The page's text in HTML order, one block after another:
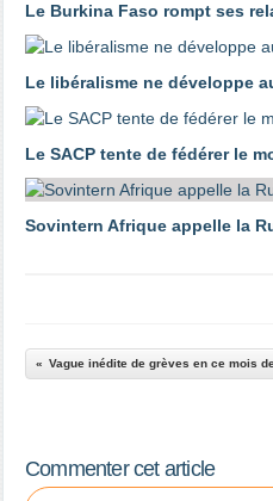
Le Burkina Faso rompt ses
Le libéralisme ne développe
Le SACP tente de fédérer le
Sovintern Afrique appelle la
Commenter cet article